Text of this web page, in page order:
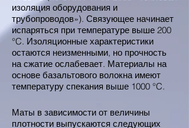
изоляция оборудования и
трубопроводов»). Связующее начинает
испаряться при температуре выше 200
°C. Изоляционные характеристики
остаются неизменными, но прочность
на сжатие ослабевает. Материалы на
основе базальтового волокна имеют
температуру спекания выше 1000 °C.
Маты в зависимости от величины
плотности выпускаются следующих